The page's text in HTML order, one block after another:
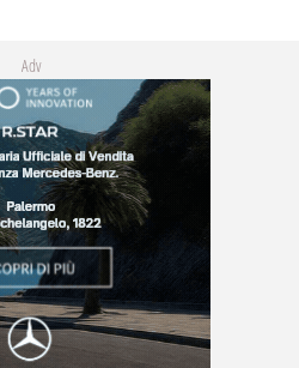
Adv